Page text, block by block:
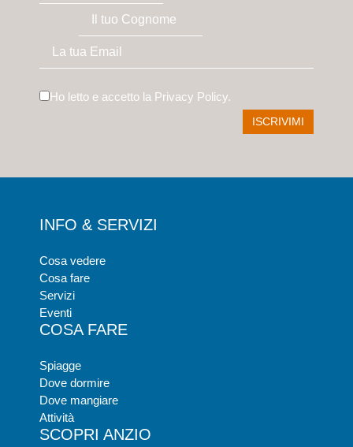
Ho letto e accetto la Privacy Policy.
INFO & SERVIZI
Cosa vedere
Cosa fare
Servizi
Eventi
COSA FARE
Spiagge
Dove dormire
Dove mangiare
Attività
SCOPRI ANZIO